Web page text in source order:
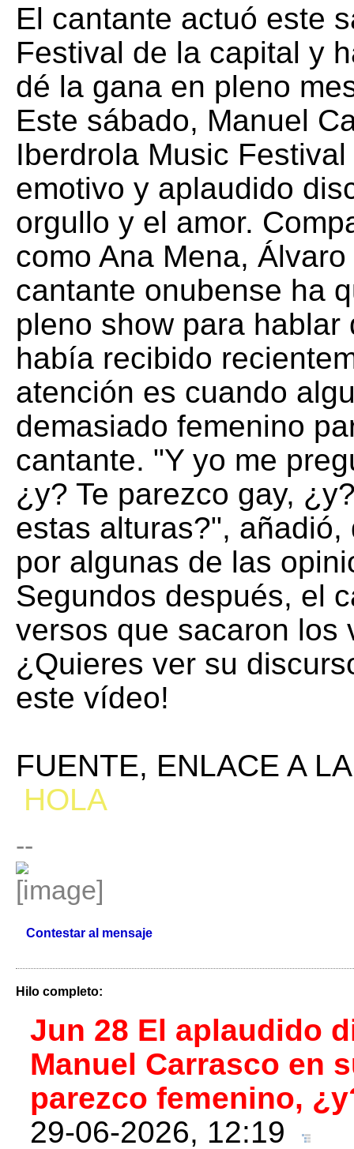
El cantante actuó este
Festival de la capital y
dé la gana en pleno
Este sábado, Manuel
Iberdrola Music
emotivo y aplaudido
orgullo y el amor.
como Ana Mena,
cantante onubense ha
pleno show para
había recibido
atención es cuando
demasiado femenino
cantante. "Y yo me
¿y? Te parezco gay,
estas alturas?",
por algunas de las
Segundos después, el
versos que sacaron los
¿Quieres ver su
este vídeo!
FUENTE, ENLACE A
HOLA
--
Contestar al mensaje
Hilo completo:
Jun 28 El aplaudido
Manuel Carrasco en
parezco femenino,
29-06-2026, 12:19